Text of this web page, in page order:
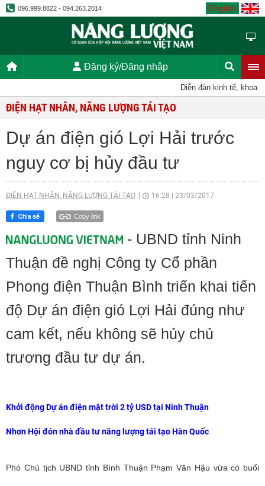
096.999.8822 - 094.263.2014 English
Đăng ký/Đăng nhập
Diễn đàn kinh tế, khoa
ĐIỆN HẠT NHÂN, NĂNG LƯỢNG TÁI TẠO
Dự án điện gió Lợi Hải trước
nguy cơ bị hủy đầu tư
ĐIỆN HẠT NHÂN, NĂNG LƯỢNG TÁI TẠO 16:28 23/03/2017
Copy link
- UBND tỉnh Ninh
Thuận đề nghị Công ty Cổ phần
Phong điện Thuận Bình triển khai tiến
độ Dự án điện gió Lợi Hải đúng như
cam kết, nếu không sẽ hủy chủ
trương đầu tư dự án.
Khởi động Dự án điện mặt trời 2 tỷ USD tại Ninh Thuận
Nhơn Hội đón nhà đầu tư năng lượng tái tạo Hàn Quốc
Phó Chủ tịch UBND tỉnh Bình Thuận Phạm Văn Hậu vừa có buổi